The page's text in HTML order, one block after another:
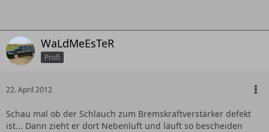
WaLdMeEsTeR
Profi
22. April 2012
Schau mal ob der Schlauch zum Bremskraftverstärker defekt
ist... Dann zieht er dort Nebenluft und läuft so bescheiden